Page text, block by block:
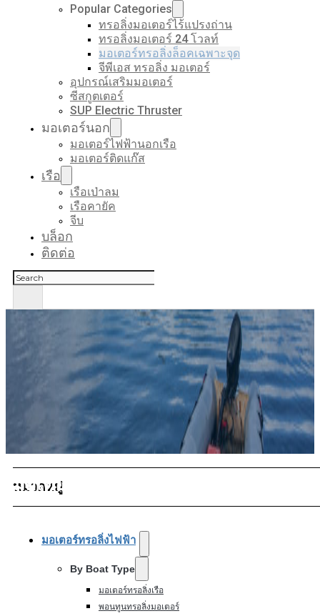
Popular Categories
ทรอลิ่งมอเตอร์ไร้แปรงถ่าน
ทรอลิ่งมอเตอร์ 24 โวลท์
มอเตอร์ทรอลิ่งล็อคเฉพาะจุด
จีพีเอส ทรอลิ่ง มอเตอร์
อุปกรณ์เสริมมอเตอร์
ซีสกูตเตอร์
SUP Electric Thruster
มอเตอร์นอก
มอเตอร์ไฟฟ้านอกเรือ
มอเตอร์ติดแก๊ส
เรือ
เรือเป่าลม
เรือคายัค
จีบ
บล็อก
ติดต่อ
ค้นหา
มอเตอร์ทรอลิ่งล็อคเฉพาะจุด
หมวดหมู่
มอเตอร์ทรอลิ่งไฟฟ้า
By Boat Type
มอเตอร์ทรอลิ่งเรือ
พอนทูนทรอลิ่งมอเตอร์